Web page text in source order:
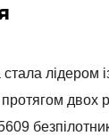
лідером із
двох